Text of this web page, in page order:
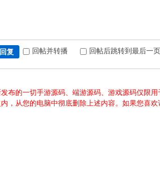
复 回帖并转播 回帖后跳转到最后一页
布的一切手游源码、端游源码、游戏源码仅限
，从您的电脑中彻底删除上述内容。如果您喜